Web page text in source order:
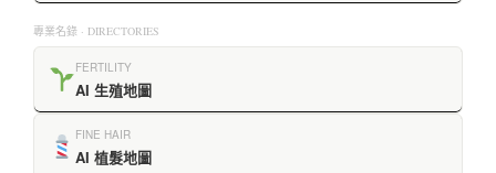
專業名錄 · DIRECTORIES
FERTILITY
AI 生殖地圖
FINE HAIR
AI 植髮地圖